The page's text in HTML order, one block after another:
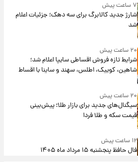
۷ ساعت پیش
شارژ جدید کالابرگ برای سه دهک؛ جزئیات اعلام
شد
۲۰ ساعت پیش
شرایط تازه فروش اقساطی سایپا اعلام شد؛
شاهین، کوییک، اطلس، سهند و ساینا با اقساط
بلندمدت + جدول
۲۰ ساعت پیش
سیگنال‌های جدید برای بازار طلا؛ پیش‌بینی
قیمت سکه و طلا فردا
۱۲ ساعت پیش
فال حافظ پنجشنبه ۱۵ مرداد ماه ۱۴۰۵